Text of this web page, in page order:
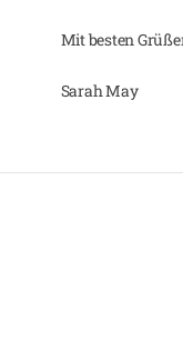
Mit besten
Sarah May